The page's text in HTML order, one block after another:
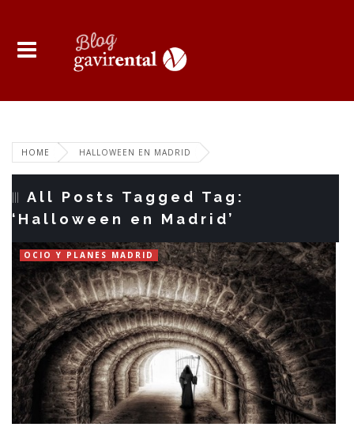
HOME HALLOWEEN EN MADRID
All Posts Tagged Tag:
‘Halloween en Madrid’
OCIO Y PLANES MADRID